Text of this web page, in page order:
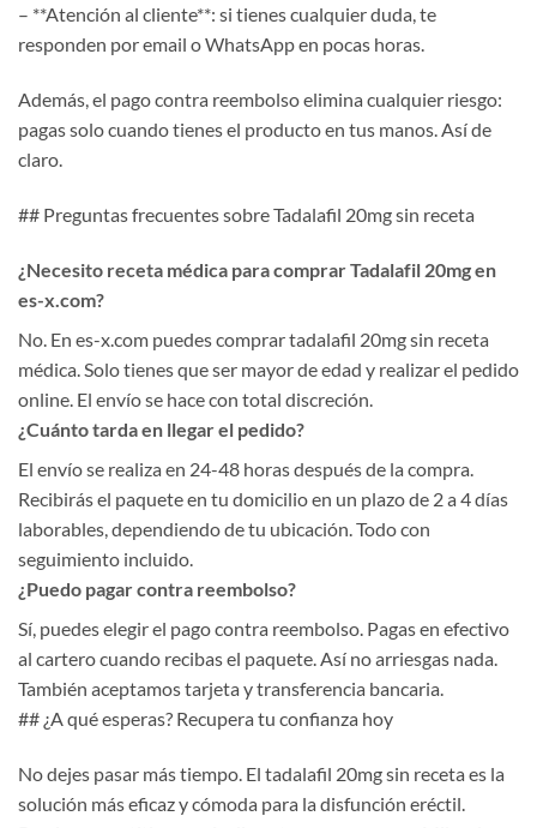
– **Atención al cliente**: si tienes cualquier duda, te
responden por email o WhatsApp en pocas horas.
Además, el pago contra reembolso elimina cualquier riesgo:
pagas solo cuando tienes el producto en tus manos. Así de
claro.
## Preguntas frecuentes sobre Tadalafil 20mg sin receta
¿Necesito receta médica para comprar Tadalafil 20mg en
es-x.com?
No. En es-x.com puedes comprar tadalafil 20mg sin receta
médica. Solo tienes que ser mayor de edad y realizar el pedido
online. El envío se hace con total discreción.
¿Cuánto tarda en llegar el pedido?
El envío se realiza en 24-48 horas después de la compra.
Recibirás el paquete en tu domicilio en un plazo de 2 a 4 días
laborables, dependiendo de tu ubicación. Todo con
seguimiento incluido.
¿Puedo pagar contra reembolso?
Sí, puedes elegir el pago contra reembolso. Pagas en efectivo
al cartero cuando recibas el paquete. Así no arriesgas nada.
También aceptamos tarjeta y transferencia bancaria.
## ¿A qué esperas? Recupera tu confianza hoy
No dejes pasar más tiempo. El tadalafil 20mg sin receta es la
solución más eficaz y cómoda para la disfunción eréctil.